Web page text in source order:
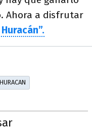
Ahora a disfrutar
HURACAN